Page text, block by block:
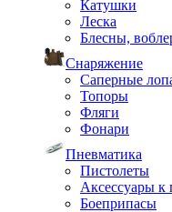
Катушки
Леска
Блесны,
Снаряжение
Саперные
Топоры
Фляги
Фонари
Пневматика
Пистолеты
Аксессуары к
Боеприпасы